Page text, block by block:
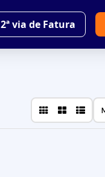
2ª via de Fatura